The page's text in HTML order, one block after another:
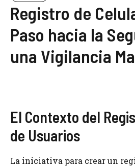
Registro de
Paso hacia la
una Vigilancia
El Contexto del
de Usuarios
La iniciativa para crear un